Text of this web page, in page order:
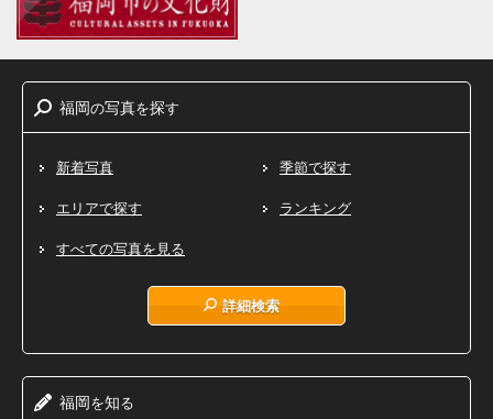
福岡の写真を探す
新着写真 季節で探す
エリアで探す ランキング
すべての写真を見る
詳細検索
福岡を知る